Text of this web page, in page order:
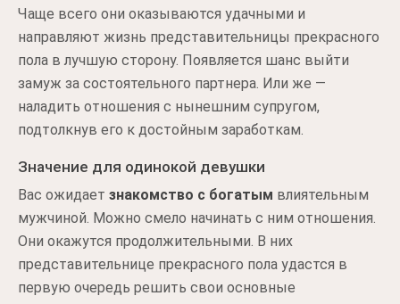
Чаще всего они оказываются удачными и
направляют жизнь представительницы прекрасного
пола в лучшую сторону. Появляется шанс выйти
замуж за состоятельного партнера. Или же —
наладить отношения с нынешним супругом,
подтолкнув его к достойным заработкам.
Значение для одинокой девушки
Вас ожидает знакомство с богатым влиятельным
мужчиной. Можно смело начинать с ним отношения.
Они окажутся продолжительными. В них
представительнице прекрасного пола удастся в
первую очередь решить свои основные